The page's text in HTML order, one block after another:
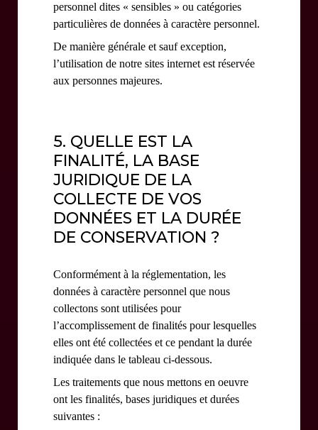
personnel dites « sensibles » ou catégories
particulières de données à caractère personnel.
De manière générale et sauf exception,
l’utilisation de notre sites internet est réservée
aux personnes majeures.
5. QUELLE EST LA
FINALITÉ, LA BASE
JURIDIQUE DE LA
COLLECTE DE VOS
DONNÉES ET LA DURÉE
DE CONSERVATION ?
Conformément à la réglementation, les
données à caractère personnel que nous
collectons sont utilisées pour
l’accomplissement de finalités pour lesquelles
elles ont été collectées et ce pendant la durée
indiquée dans le tableau ci-dessous.
Les traitements que nous mettons en oeuvre
ont les finalités, bases juridiques et durées
suivantes :